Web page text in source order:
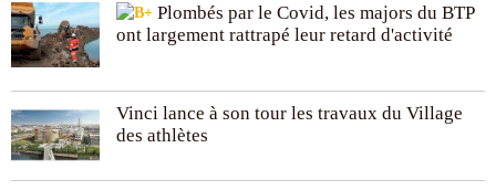
Plombés par le Covid, les majors du BTP
ont largement rattrapé leur retard d'activité
Vinci lance à son tour les travaux du Village
des athlètes